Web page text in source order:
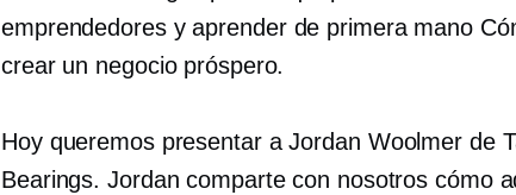
emprendedores y aprender de primera mano
crear un negocio próspero.
Hoy queremos presentar a Jordan Woolmer de
Bearings. Jordan comparte con nosotros cómo